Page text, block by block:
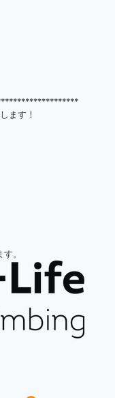
ます！
。